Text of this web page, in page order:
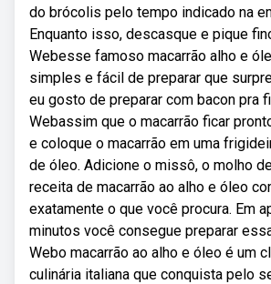
do brócolis pelo tempo indicado na
Enquanto isso, descasque e pique
Webesse famoso macarrão alho e
simples e fácil de preparar que
eu gosto de preparar com bacon pra
Webassim que o macarrão ficar
e coloque o macarrão em uma
de óleo. Adicione o missô, o molho
receita de macarrão ao alho e óleo
exatamente o que você procura. Em
minutos você consegue preparar
Webo macarrão ao alho e óleo é um
culinária italiana que conquista pelo